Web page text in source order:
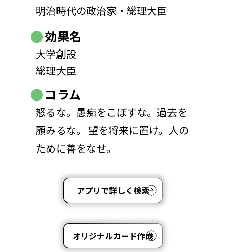
明治時代の政治家・総理大臣
効果名
大学創設
総理大臣
コラム
怒るな。愚痴をこぼすな。過去を
顧みるな。 望を将来に置け。人の
ために善をなせ。
アプリで詳しく検索
オリジナルカード作成